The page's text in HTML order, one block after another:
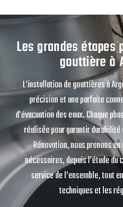
Les grandes
gouttière à
L’installation de gouttières à
précision et une parfaite
d’évacuation des eaux. Chaque
réalisée pour garantir durabilité
Rénovation, nous prenons
nécessaires, depuis l’étude du
service de l’ensemble, tout
techniques et les